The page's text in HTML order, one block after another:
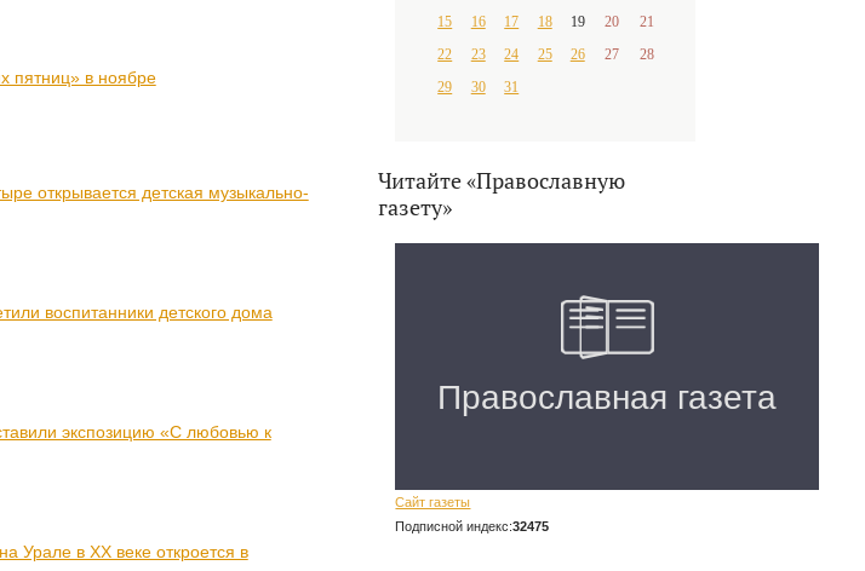
пятниц» в ноябре
открывается детская музыкально-
воспитанники детского дома
экспозицию «С любовью к
Урале в XX веке откроется в
15
16 17 18 19 20
21
22
23 24 25 26 27
28
29
30 31
Читайте «Православную
газету»
Сайт газеты
Подписной индекс:32475